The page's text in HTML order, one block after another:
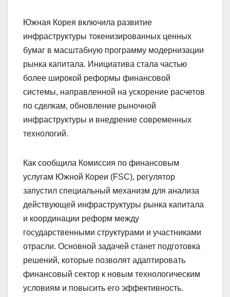
Южная Корея включила развитие
инфраструктуры токенизированных ценных
бумаг в масштабную программу модернизации
рынка капитала. Инициатива стала частью
более широкой реформы финансовой
системы, направленной на ускорение расчетов
по сделкам, обновление рыночной
инфраструктуры и внедрение современных
технологий.
Как сообщила Комиссия по финансовым
услугам Южной Кореи (FSC), регулятор
запустил специальный механизм для анализа
действующей инфраструктуры рынка капитала
и координации реформ между
государственными структурами и участниками
отрасли. Основной задачей станет подготовка
решений, которые позволят адаптировать
финансовый сектор к новым технологическим
условиям и повысить его эффективность.